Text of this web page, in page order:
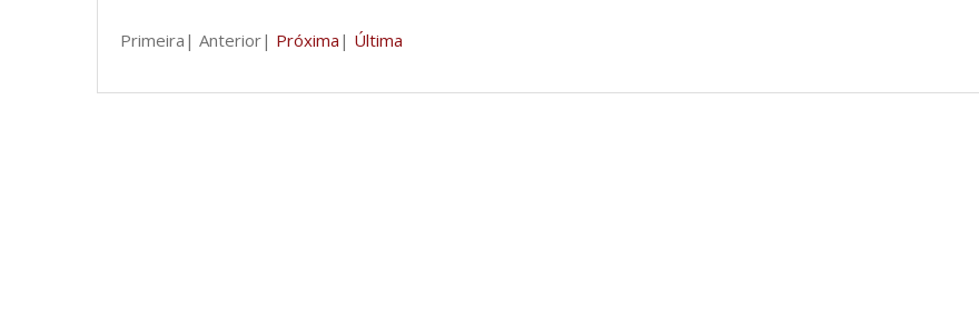
Primeira| Anterior| Próxima | Última